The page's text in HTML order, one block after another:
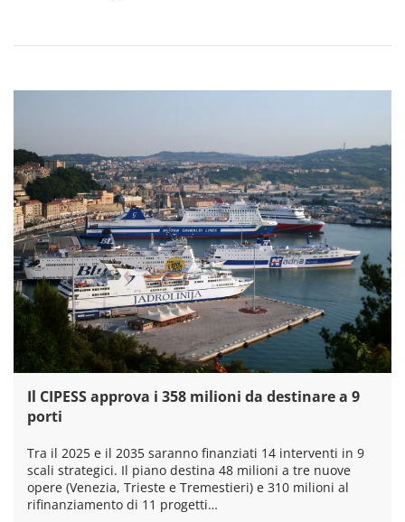
Il CIPESS approva i 358 milioni da destinare a 9
porti
Tra il 2025 e il 2035 saranno finanziati 14 interventi in 9
scali strategici. Il piano destina 48 milioni a tre nuove
opere (Venezia, Trieste e Tremestieri) e 310 milioni al
rifinanziamento di 11 progetti…